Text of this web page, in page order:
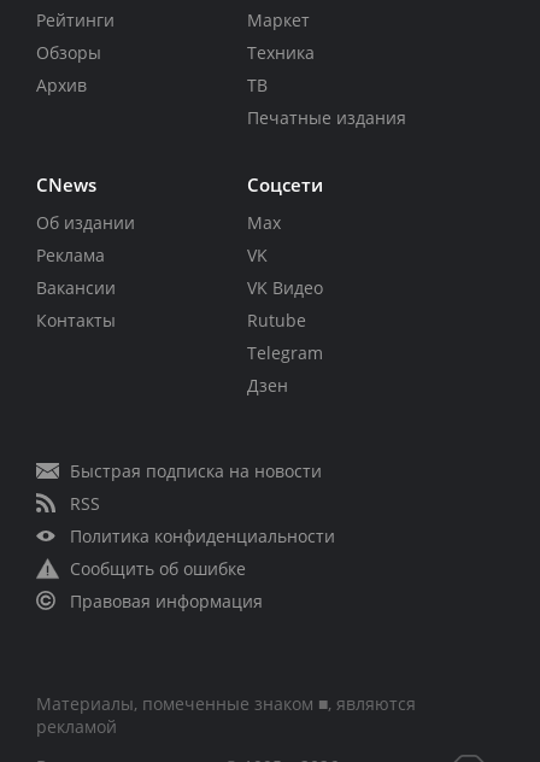
Рейтинги
Обзоры
Архив
Маркет
Техника
ТВ
Печатные издания
CNews
Об издании
Реклама
Вакансии
Контакты
Соцсети
Max
VK
VK Видео
Rutube
Telegram
Дзен
Быстрая подписка на новости
RSS
Политика конфиденциальности
Сообщить об ошибке
Правовая информация
Материалы, помеченные знаком ■, являются
рекламой